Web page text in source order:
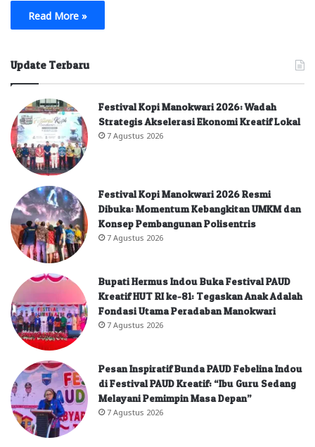
Read More »
Update Terbaru
Festival Kopi Manokwari 2026: Wadah
Strategis Akselerasi Ekonomi Kreatif Lokal
7 Agustus 2026
Festival Kopi Manokwari 2026 Resmi
Dibuka: Momentum Kebangkitan UMKM dan
Konsep Pembangunan Polisentris
7 Agustus 2026
Bupati Hermus Indou Buka Festival PAUD
Kreatif HUT RI ke-81: Tegaskan Anak Adalah
Fondasi Utama Peradaban Manokwari
7 Agustus 2026
Pesan Inspiratif Bunda PAUD Febelina Indou
di Festival PAUD Kreatif: “Ibu Guru Sedang
Melayani Pemimpin Masa Depan”
7 Agustus 2026